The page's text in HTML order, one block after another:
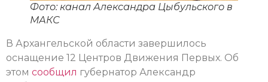
Фото: канал Александра Цыбульского в
МАКС
В Архангельской области завершилось
оснащение 12 Центров Движения Первых. Об
этом сообщил губернатор Александр